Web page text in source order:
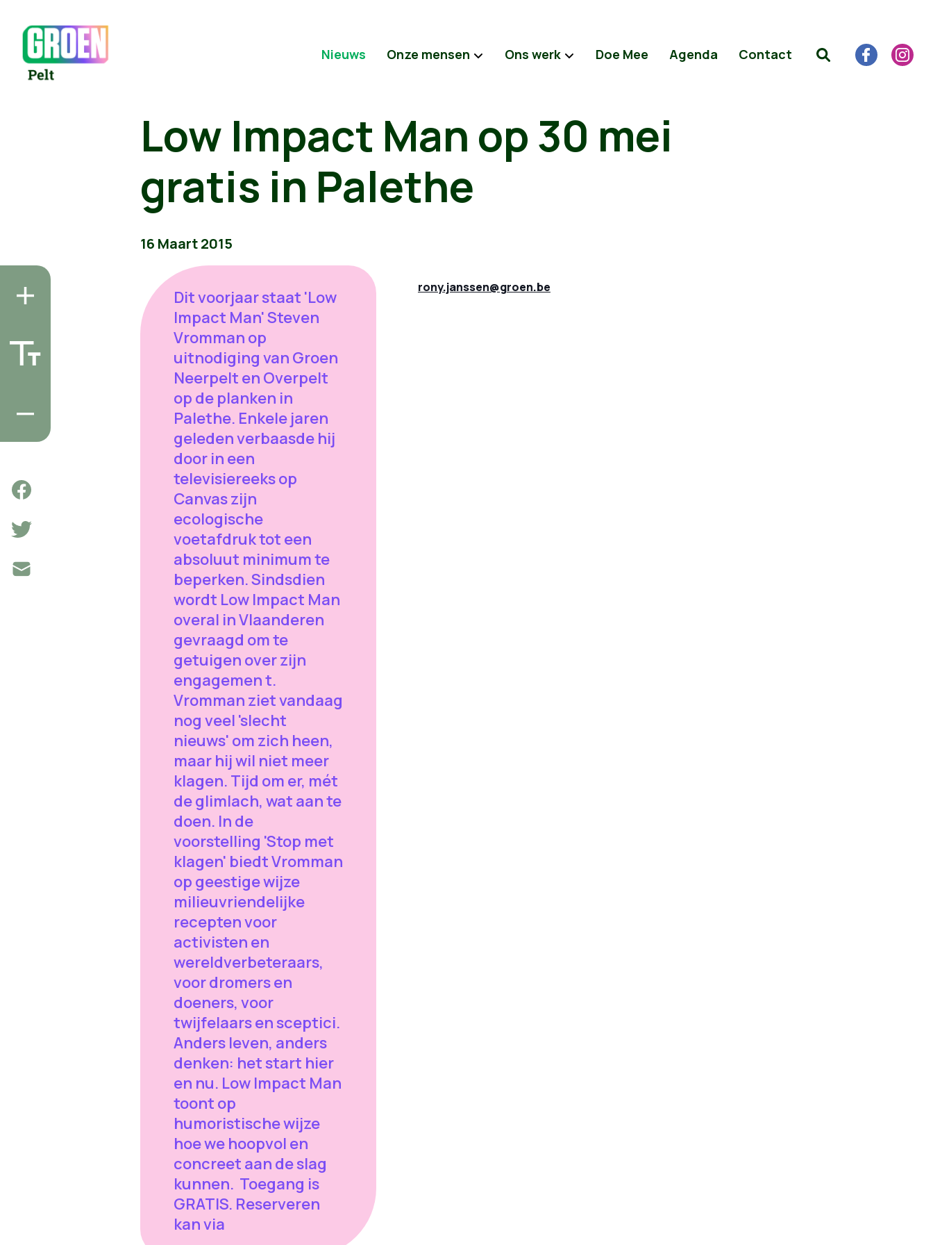
Nieuws Onze mensen Ons werk Doe Mee Agenda Contact
Low Impact Man op 30 mei
gratis in Palethe
16 Maart 2015
Dit voorjaar staat 'Low
Impact Man' Steven
Vromman op
uitnodiging van Groen
Neerpelt en Overpelt
op de planken in
Palethe. Enkele jaren
geleden verbaasde hij
door in een
televisiereeks op
Canvas zijn
ecologische
voetafdruk tot een
absoluut minimum te
beperken. Sindsdien
wordt Low Impact Man
overal in Vlaanderen
gevraagd om te
getuigen over zijn
engagemen t.
Vromman ziet vandaag
nog veel 'slecht
nieuws' om zich heen,
maar hij wil niet meer
klagen. Tijd om er, mét
de glimlach, wat aan te
doen. In de
voorstelling 'Stop met
klagen' biedt Vromman
op geestige wijze
milieuvriendelijke
recepten voor
activisten en
wereldverbeteraars,
voor dromers en
doeners, voor
twijfelaars en sceptici.
Anders leven, anders
denken: het start hier
en nu. Low Impact Man
toont op
humoristische wijze
hoe we hoopvol en
concreet aan de slag
kunnen. Toegang is
GRATIS. Reserveren
kan via
rony.janssen@groen.be